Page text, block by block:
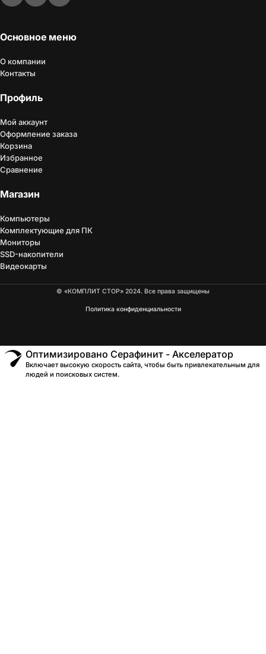
Основное меню
О компании
Контакты
Профиль
Мой аккаунт
Оформление заказа
Корзина
Избранное
Сравнение
Магазин
Компьютеры
Комплектующие для ПК
Мониторы
SSD-накопители
Видеокарты
© «КОМПЛИТ СТОР» 2024. Все права защищены
Политика конфиденциальности
Оптимизировано Серафинит - Акселератор
Включает высокую скорость сайта, чтобы быть привлекательным для
людей и поисковых систем.